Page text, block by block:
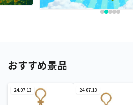
おすすめ景品
24.07.13 24.07.13